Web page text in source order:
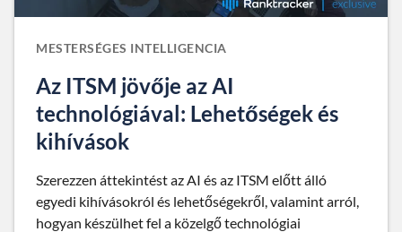
MESTERSÉGES INTELLIGENCIA
Az ITSM jövője az AI
technológiával: Lehetőségek és
kihívások
Szerezzen áttekintést az AI és az ITSM előtt álló
egyedi kihívásokról és lehetőségekről, valamint arról,
hogyan készülhet fel a közelgő technológiai